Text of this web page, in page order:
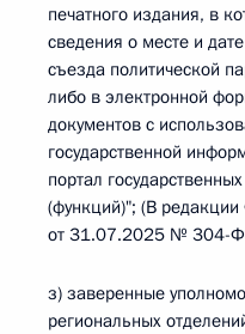
печатного издания, в
сведения о месте и
съезда политической
либо в электронной
документов с
государственной
портал
(функций)"; (В
от 31.07.2025 № 304-
з) заверенные
региональных